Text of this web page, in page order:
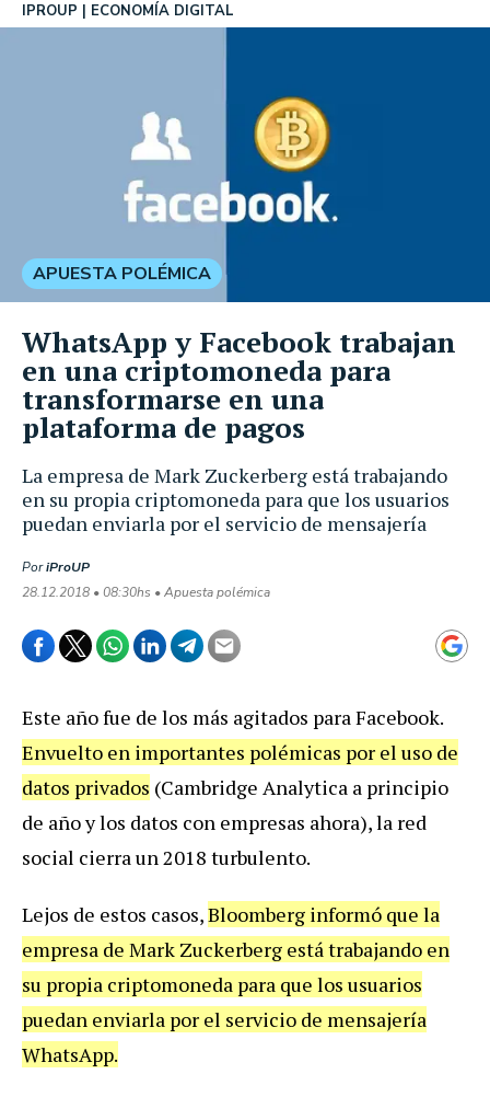
La empresa de Mark Zuckerberg está trabajando
en su propia criptomoneda para que los usuarios
puedan enviarla por el servicio de mensajería
IPROUP ECONOMÍA DIGITAL
PoriProUP
28.12.2018 • 08:30hs • Apuesta polémica
APUESTA POLÉMICA
WhatsApp y Facebook trabajan
en una criptomoneda para
transformarse en una
plataforma de pagos
Este año fue de los más agitados para Facebook.
Envuelto en importantes polémicas por el uso de
datos privados (Cambridge Analytica a principio
de año y los datos con empresas ahora), la red
social cierra un 2018 turbulento.
Lejos de estos casos,Bloomberg informó que la
empresa de Mark Zuckerberg está trabajando en
su propia criptomoneda para que los usuarios
puedan enviarla por el servicio de mensajería
WhatsApp.